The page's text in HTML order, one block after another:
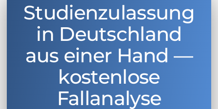
Studienzulassung
in Deutschland
aus einer Hand —
kostenlose
Fallanalyse